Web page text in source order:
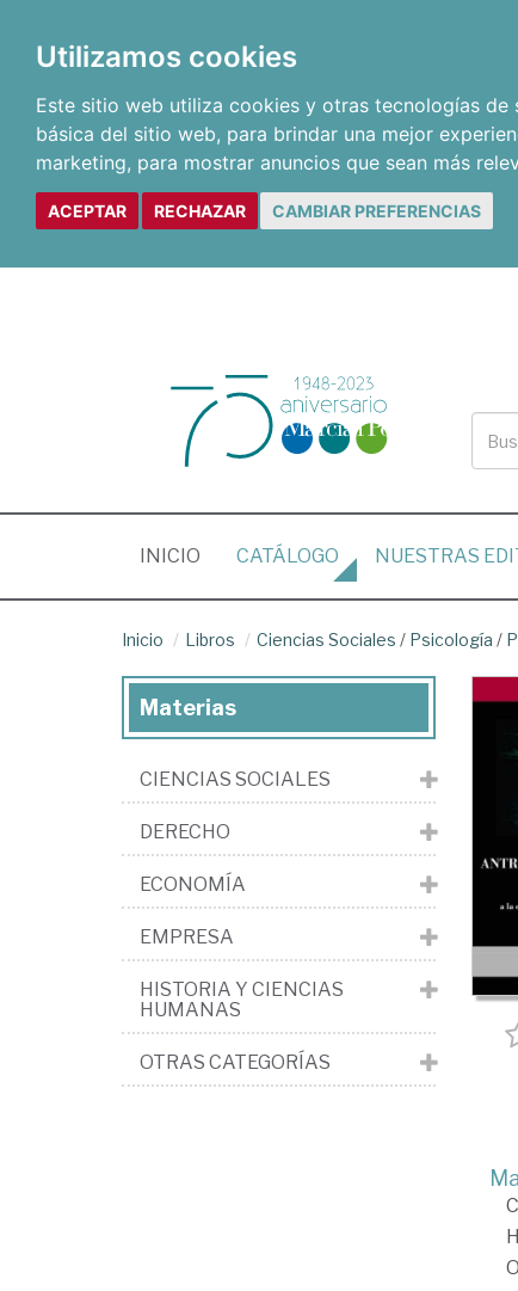
Utilizamos cookies
Este sitio web utiliza cookies y otras tecnologías de
básica del sitio web, para brindar una mejor
marketing, para mostrar anuncios que sean más
ACEPTAR RECHAZAR CAMBIAR PREFERENCIAS
INICIO (CURRENT)
CATÁLOGO NUESTRAS
Inicio Libros Ciencias Sociales / Psicología /
Materias
CIENCIAS SOCIALES
DERECHO
ECONOMÍA
EMPRESA
HISTORIA Y CIENCIAS
HUMANAS
OTRAS CATEGORÍAS